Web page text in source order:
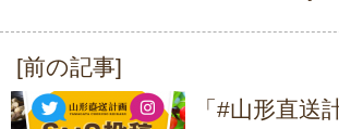
投
稿
[前の記事]
「#山形直送